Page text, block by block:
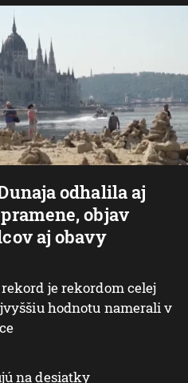
odhalila aj
objav
aj obavy
je rekordom celej
hodnotu namerali v
na desiatky